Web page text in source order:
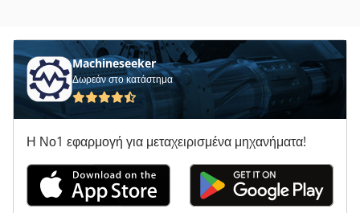
Machineseeker
Δωρεάν στο κατάστημα
Η Νο1 εφαρμογή για μεταχειρισμένα μηχανήματα!